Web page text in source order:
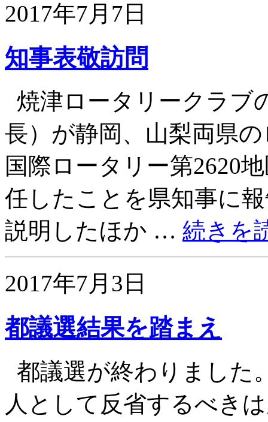
2017年7月7日
知事表敬訪問
焼津ロータリークラブ
長）が静岡、山梨両県
国際ロータリー第2620
任したことを県知事に
説明したほか … 続きを
2017年7月3日
都議選結果を踏まえ
都議選が終わりました
人として反省するべき